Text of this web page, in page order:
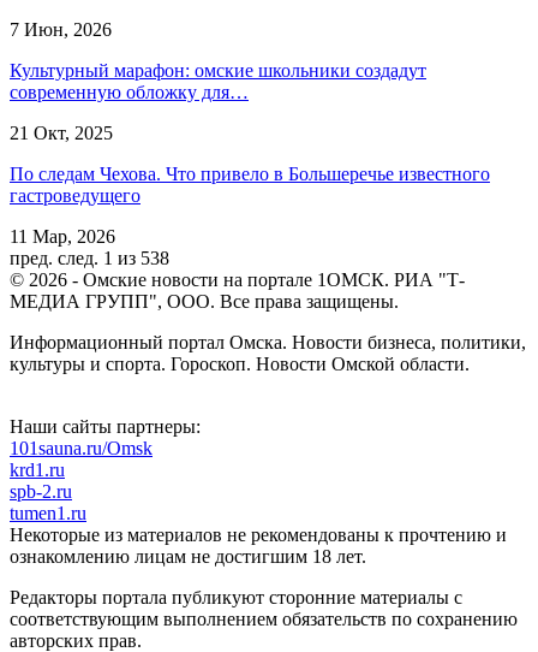
7 Июн, 2026
Культурный марафон: омские школьники создадут
современную обложку для…
21 Окт, 2025
По следам Чехова. Что привело в Большеречье известного
гастроведущего
11 Мар, 2026
пред. след. 1 из 538
© 2026 - Омские новости на портале 1ОМСК. РИА "Т-
МЕДИА ГРУПП", ООО. Все права защищены.
Информационный портал Омска. Новости бизнеса, политики,
культуры и спорта. Гороскоп. Новости Омской области.
Наши сайты партнеры:
101sauna.ru/Omsk
krd1.ru
spb-2.ru
tumen1.ru
Некоторые из материалов не рекомендованы к прочтению и
ознакомлению лицам не достигшим 18 лет.
Редакторы портала публикуют сторонние материалы с
соответствующим выполнением обязательств по сохранению
авторских прав.